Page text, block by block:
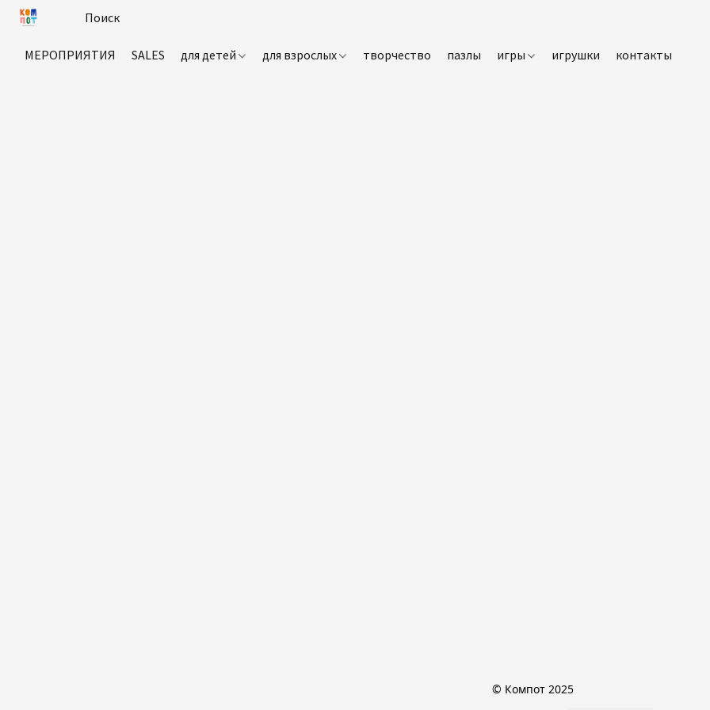
МЕРОПРИЯТИЯ SALES для детей для взрослых творчество пазлы игры игрушки контакты
© Компот 2025